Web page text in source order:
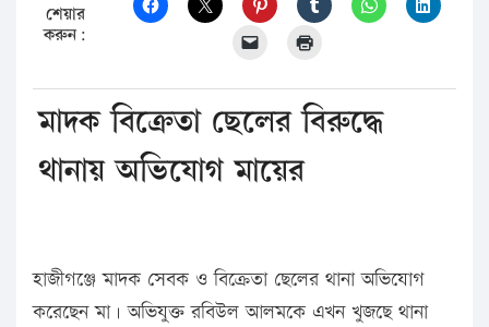
শেয়ার
করুন:
মাদক বিক্রেতা ছেলের বিরুদ্ধে
থানায় অভিযোগ মায়ের
হাজীগঞ্জে মাদক সেবক ও বিক্রেতা ছেলের থানা অভিযোগ
করেছেন মা। অভিযুক্ত রবিউল আলমকে এখন খুজছে থানা